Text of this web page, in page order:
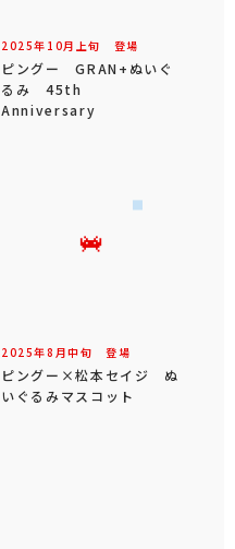
2025年 10月 上旬 登場
ピングー GRAN+ぬいぐ
るみ 45th
Anniversary
2025年8 月中旬 登場
ピングー×松本セイジ ぬ
いぐるみマスコット